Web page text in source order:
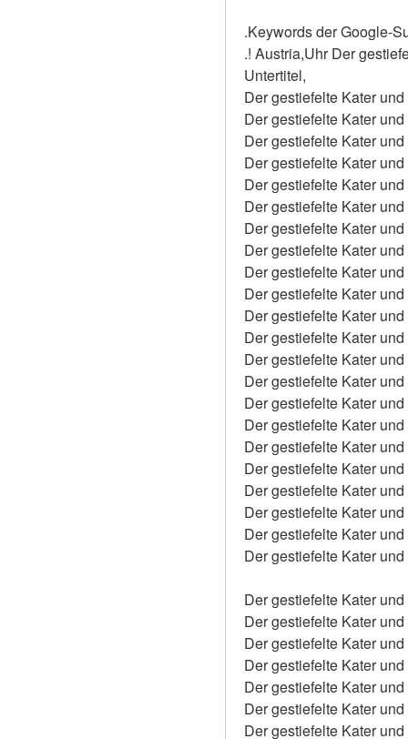
.Keywords der Google-
.! Austria,Uhr Der
Untertitel,
Der gestiefelte Kater
Der gestiefelte Kater
Der gestiefelte Kater
Der gestiefelte Kater
Der gestiefelte Kater
Der gestiefelte Kater
Der gestiefelte Kater
Der gestiefelte Kater
Der gestiefelte Kater
Der gestiefelte Kater
Der gestiefelte Kater
Der gestiefelte Kater
Der gestiefelte Kater
Der gestiefelte Kater
Der gestiefelte Kater
Der gestiefelte Kater
Der gestiefelte Kater
Der gestiefelte Kater
Der gestiefelte Kater
Der gestiefelte Kater
Der gestiefelte Kater
Der gestiefelte Kater
Der gestiefelte Kater
Der gestiefelte Kater
Der gestiefelte Kater
Der gestiefelte Kater
Der gestiefelte Kater
Der gestiefelte Kater
Der gestiefelte Kater